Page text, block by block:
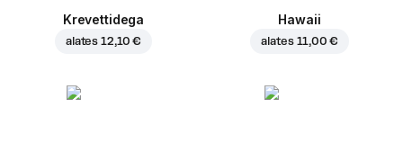
Krevettidega
alates 12,10 €
Hawaii
alates 11,00 €